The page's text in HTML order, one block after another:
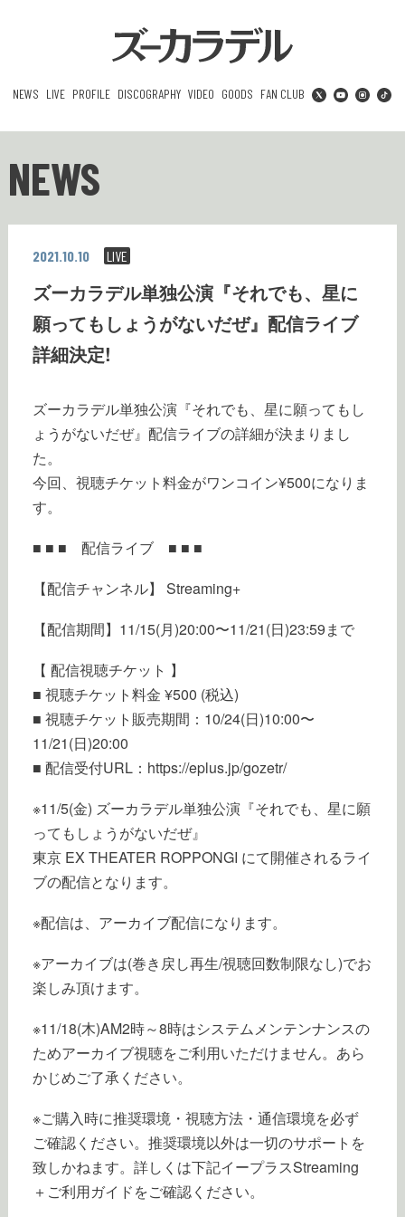
NEWS LIVE PROFILE DISCOGRAPHY VIDEO GOODS FAN CLUB
NEWS
2021.10.10 LIVE
ズーカラデル単独公演『それでも、星に
願ってもしょうがないだぜ』配信ライブ
詳細決定!
ズーカラデル単独公演『それでも、星に願ってもし
ょうがないだぜ』配信ライブの詳細が決まりまし
た。
今回、視聴チケット料金がワンコイン¥500になりま
す。
■ ■ ■ 配信ライブ ■ ■ ■
【配信チャンネル】 Streaming+
【配信期間】11/15(月)20:00〜11/21(日)23:59まで
【 配信視聴チケット 】
■ 視聴チケット料金 ¥500 (税込)
■ 視聴チケット販売期間：10/24(日)10:00〜
11/21(日)20:00
■ 配信受付URL：https://eplus.jp/gozetr/
※11/5(金) ズーカラデル単独公演『それでも、星に願
ってもしょうがないだぜ』
東京 EX THEATER ROPPONGI にて開催されるライ
ブの配信となります。
※配信は、アーカイブ配信になります。
※アーカイブは(巻き戻し再生/視聴回数制限なし)でお
楽しみ頂けます。
※11/18(木)AM2時～8時はシステムメンテンナンスの
ためアーカイブ視聴をご利用いただけません。あら
かじめご了承ください。
※ご購入時に推奨環境・視聴方法・通信環境を必ず
ご確認ください。推奨環境以外は一切のサポートを
致しかねます。詳しくは下記イープラスStreaming
＋ご利用ガイドをご確認ください。